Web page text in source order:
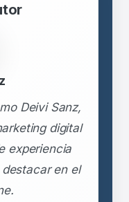
Deivi Sanz,
digital
experiencia
en el